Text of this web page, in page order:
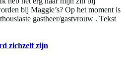
bij Maggie’s? Op het moment is
gastheer/gastvrouw . Tekst
zichzelf zijn